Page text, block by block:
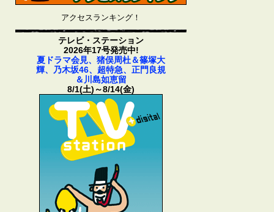
アクセスランキング！
テレビ・ステーション
2026年17号発売中!
夏ドラマ会見、猪俣周杜＆篠塚大
輝、乃木坂46、超特急、正門良規
＆川島如恵留
8/1(土)～8/14(金)